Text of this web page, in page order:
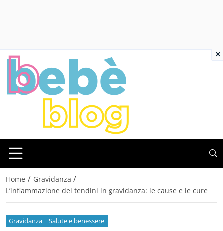
Home / Gravidanza /
L’infiammazione dei tendini in gravidanza: le cause e le cure
Gravidanza Salute e benessere
×